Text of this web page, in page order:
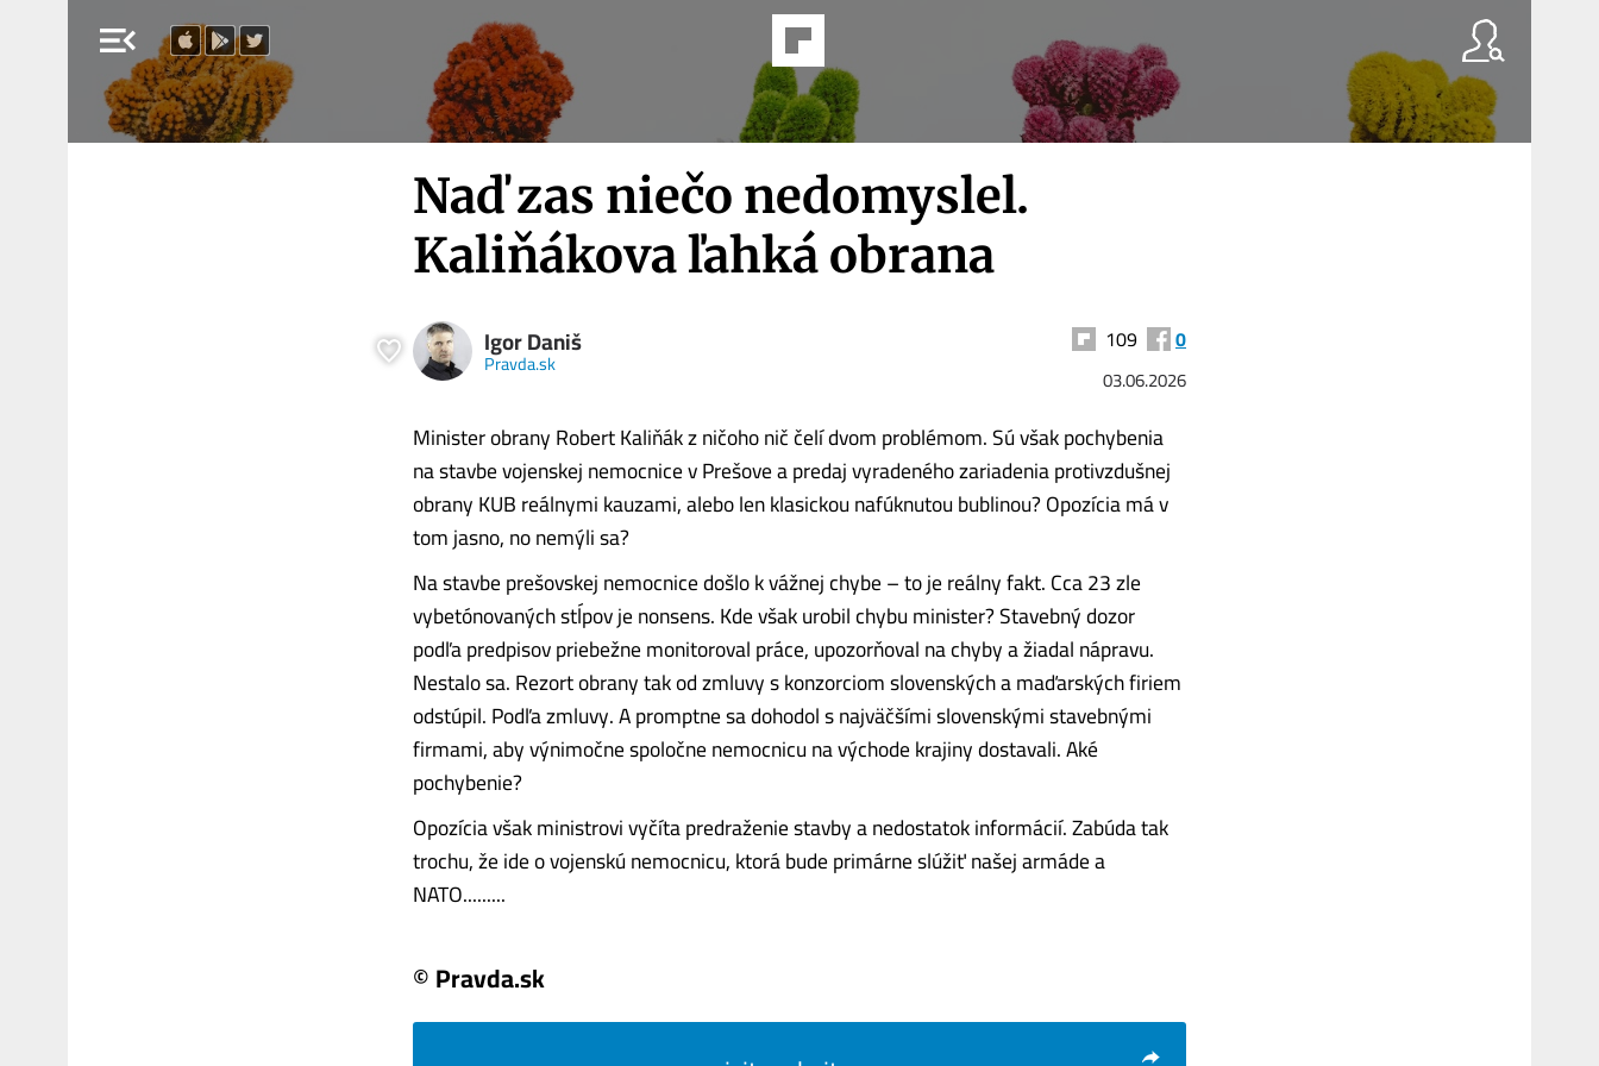
menu_open
Naď zas niečo nedomyslel.
Kaliňákova ľahká obrana
Igor Daniš
Pravda.sk
109 0
03.06.2026
Minister obrany Robert Kaliňák z ničoho nič čelí dvom problémom. Sú však pochybenia
na stavbe vojenskej nemocnice v Prešove a predaj vyradeného zariadenia protivzdušnej
obrany KUB reálnymi kauzami, alebo len klasickou nafúknutou bublinou? Opozícia má v
tom jasno, no nemýli sa?
Na stavbe prešovskej nemocnice došlo k vážnej chybe – to je reálny fakt. Cca 23 zle
vybetónovaných stĺpov je nonsens. Kde však urobil chybu minister? Stavebný dozor
podľa predpisov priebežne monitoroval práce, upozorňoval na chyby a žiadal nápravu.
Nestalo sa. Rezort obrany tak od zmluvy s konzorciom slovenských a maďarských firiem
odstúpil. Podľa zmluvy. A promptne sa dohodol s najväčšími slovenskými stavebnými
firmami, aby výnimočne spoločne nemocnicu na východe krajiny dostavali. Aké
pochybenie?
Opozícia však ministrovi vyčíta predraženie stavby a nedostatok informácií. Zabúda tak
trochu, že ide o vojenskú nemocnicu, ktorá bude primárne slúžiť našej armáde a
NATO.........
© Pravda.sk